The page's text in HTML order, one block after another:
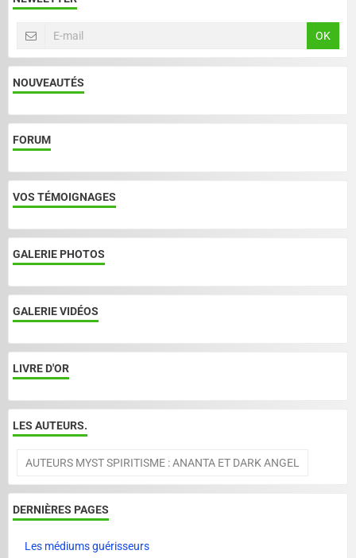
OK
NOUVEAUTÉS
FORUM
VOS TÉMOIGNAGES
GALERIE PHOTOS
GALERIE VIDÉOS
LIVRE D'OR
LES AUTEURS.
AUTEURS MYST SPIRITISME : ANANTA ET DARK ANGEL
DERNIÈRES PAGES
Les médiums guérisseurs